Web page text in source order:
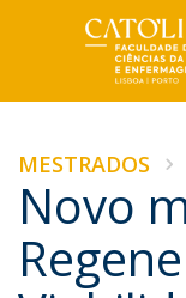
MESTRADOS
Novo